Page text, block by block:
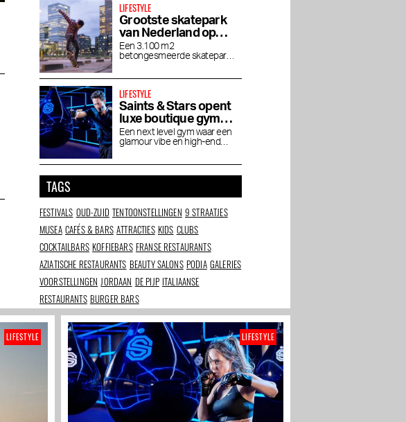
De beste restaurants in
de Houthavens
Beste beauty en
wellness adressen van
Amsterdam
LIFESTYLE
Grootste skatepark
van Nederland op
Zeeburgereiland
Een 3.100 m2
betongesmeerde skatepark
LIFESTYLE
Saints & Stars opent
luxe boutique gym in
Oud-Zuid
Een next level gym waar een
glamour vibe en high-end
TAGS
FESTIVALS OUD-ZUID TENTOONSTELLINGEN 9 STRAATJES
MUSEA CAFÉS & BARS ATTRACTIES KIDS CLUBS
COCKTAILBARS KOFFIEBARS FRANSE RESTAURANTS
AZIATISCHE RESTAURANTS BEAUTY SALONS PODIA GALERIES
VOORSTELLINGEN JORDAAN DE PIJP ITALIAANSE
RESTAURANTS BURGER BARS
LIFESTYLE LIFESTYLE